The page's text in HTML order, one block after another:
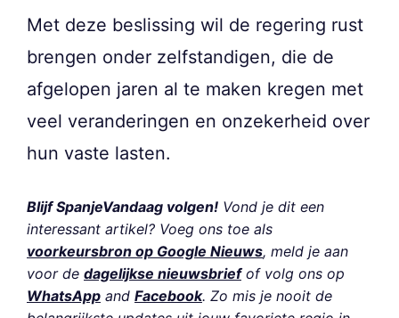
Met deze beslissing wil de regering rust
brengen onder zelfstandigen, die de
afgelopen jaren al te maken kregen met
veel veranderingen en onzekerheid over
hun vaste lasten.
Blijf SpanjeVandaag volgen! Vond je dit een
interessant artikel? Voeg ons toe als
voorkeursbron op Google Nieuws, meld je aan
voor de dagelijkse nieuwsbriefof volg ons op
WhatsApp and Facebook. Zo mis je nooit de